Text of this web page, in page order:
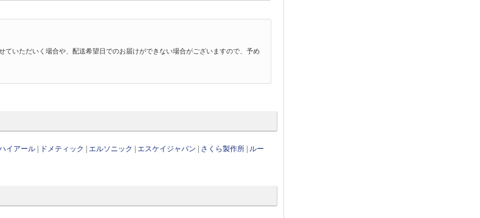
いただいく場合や、配送希望日でのお届けができない場合がございますので、予め
イアール ドメティック エルソニック エスケイジャパン さくら製作所
ルー